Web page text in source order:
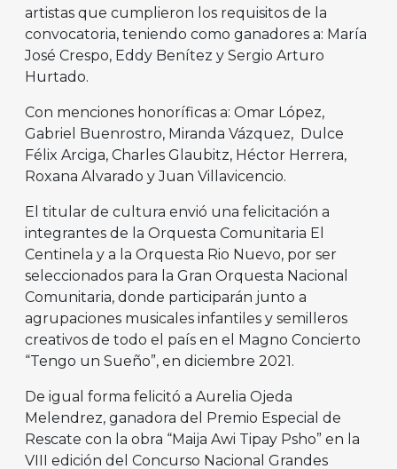
artistas que cumplieron los requisitos de la
convocatoria, teniendo como ganadores a: María
José Crespo, Eddy Benítez y Sergio Arturo
Hurtado.
Con menciones honoríficas a: Omar López,
Gabriel Buenrostro, Miranda Vázquez, Dulce
Félix Arciga, Charles Glaubitz, Héctor Herrera,
Roxana Alvarado y Juan Villavicencio.
El titular de cultura envió una felicitación a
integrantes de la Orquesta Comunitaria El
Centinela y a la Orquesta Rio Nuevo, por ser
seleccionados para la Gran Orquesta Nacional
Comunitaria, donde participarán junto a
agrupaciones musicales infantiles y semilleros
creativos de todo el país en el Magno Concierto
“Tengo un Sueño”, en diciembre 2021.
De igual forma felicitó a Aurelia Ojeda
Melendrez, ganadora del Premio Especial de
Rescate con la obra “Maija Awi Tipay Psho” en la
VIII edición del Concurso Nacional Grandes